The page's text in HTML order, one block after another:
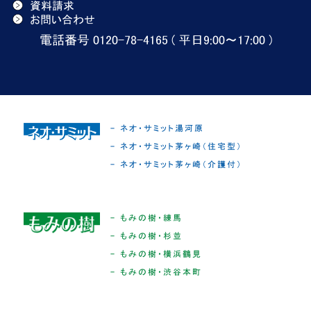
資料請求
お問い合わせ
電話番号 0120-78-4165 ( 平日9:00〜17:00 )
- ネオ・サミット湯河原
- ネオ・サミット茅ヶ崎（住宅型）
- ネオ・サミット茅ヶ崎（介護付）
- もみの樹・練馬
- もみの樹・杉並
- もみの樹・横浜鶴見
- もみの樹・渋谷本町